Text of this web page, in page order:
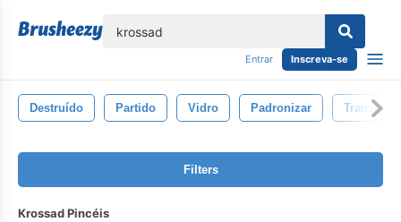
Entrar Inscreva-se
Destruído Partido Vidro Padronizar
Filters
Krossad Pincéis